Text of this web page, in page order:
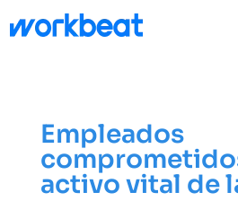
Empleados
activo vital de